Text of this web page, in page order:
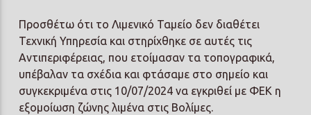
Προσθέτω ότι το Λιμενικό Ταμείο δεν διαθέτει
Τεχνική Υπηρεσία και στηρίχθηκε σε αυτές τις
Αντιπεριφέρειας, που ετοίμασαν τα τοπογραφικά,
υπέβαλαν τα σχέδια και φτάσαμε στο σημείο και
συγκεκριμένα στις 10/07/2024 να εγκριθεί με ΦΕΚ η
εξομοίωση ζώνης λιμένα στις Βολίμες.